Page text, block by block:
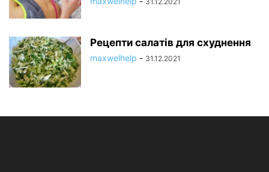
Рецепти салатів для схуднення
maxwelhelp - 31.12.2021